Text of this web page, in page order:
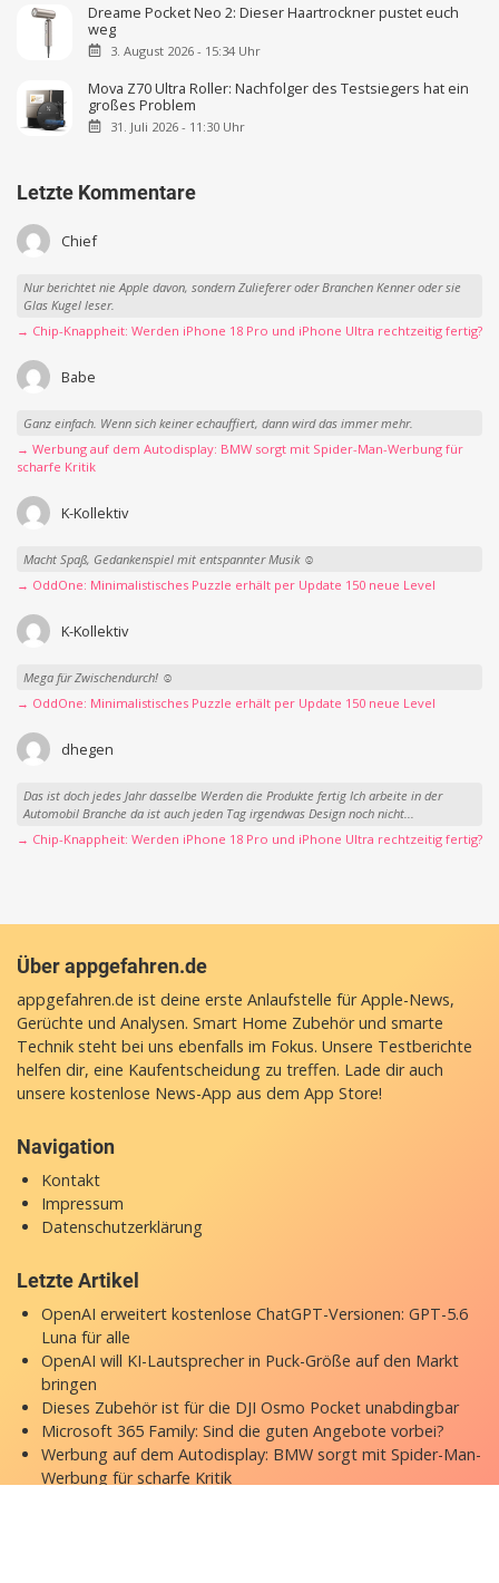
Dreame Pocket Neo 2: Dieser Haartrockner pustet euch
weg
3. August 2026 - 15:34 Uhr
Mova Z70 Ultra Roller: Nachfolger des Testsiegers hat ein
großes Problem
31. Juli 2026 - 11:30 Uhr
Letzte Kommentare
Chief
Nur berichtet nie Apple davon, sondern Zulieferer oder Branchen Kenner oder sie
Glas Kugel leser.
→ Chip-Knappheit: Werden iPhone 18 Pro und iPhone Ultra rechtzeitig fertig?
Babe
Ganz einfach. Wenn sich keiner echauffiert, dann wird das immer mehr.
→ Werbung auf dem Autodisplay: BMW sorgt mit Spider-Man-Werbung für
scharfe Kritik
K-Kollektiv
Macht Spaß, Gedankenspiel mit entspannter Musik ☺️
→ OddOne: Minimalistisches Puzzle erhält per Update 150 neue Level
K-Kollektiv
Mega für Zwischendurch! ☺️
→ OddOne: Minimalistisches Puzzle erhält per Update 150 neue Level
dhegen
Das ist doch jedes Jahr dasselbe Werden die Produkte fertig Ich arbeite in der
Automobil Branche da ist auch jeden Tag irgendwas Design noch nicht...
→ Chip-Knappheit: Werden iPhone 18 Pro und iPhone Ultra rechtzeitig fertig?
Über appgefahren.de
appgefahren.de ist deine erste Anlaufstelle für Apple-News,
Gerüchte und Analysen. Smart Home Zubehör und smarte
Technik steht bei uns ebenfalls im Fokus. Unsere Testberichte
helfen dir, eine Kaufentscheidung zu treffen. Lade dir auch
unsere kostenlose News-App aus dem App Store!
Navigation
Kontakt
Impressum
Datenschutzerklärung
Letzte Artikel
OpenAI erweitert kostenlose ChatGPT-Versionen: GPT-5.6
Luna für alle
OpenAI will KI-Lautsprecher in Puck-Größe auf den Markt
bringen
Dieses Zubehör ist für die DJI Osmo Pocket unabdingbar
Microsoft 365 Family: Sind die guten Angebote vorbei?
Werbung auf dem Autodisplay: BMW sorgt mit Spider-Man-
Werbung für scharfe Kritik